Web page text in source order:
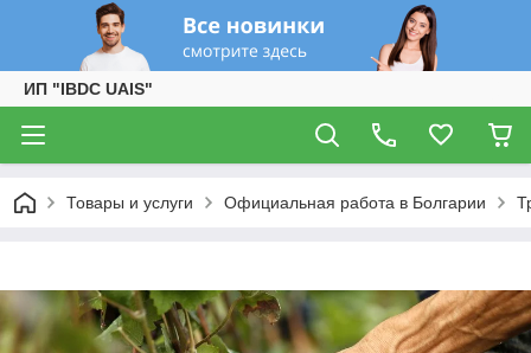
ИП "IBDC UAIS"
Товары и услуги Официальная работа в Болгарии